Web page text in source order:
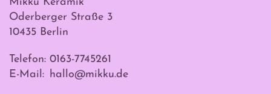
Oderberger Straße 3
10435 Berlin
Telefon: 0163-7745261
E-Mail: hallo@mikku.de